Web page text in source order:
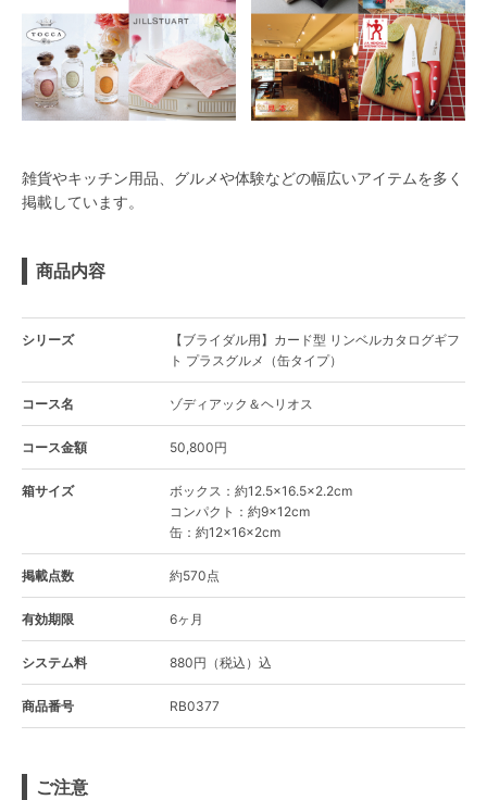
雑貨やキッチン用品、グルメや体験などの幅広いアイテムを多く
掲載しています。
商品内容
シリーズ
【ブライダル用】カード型 リンベルカタログギフ
ト プラスグルメ（缶タイプ）
コース名 ゾディアック＆ヘリオス
コース金額 50,800円
箱サイズ
ボックス：約12.5×16.5×2.2cm
コンパクト：約9×12cm
缶：約12×16×2cm
掲載点数 約570点
有効期限 6ヶ月
システム料 880円（税込）込
商品番号 RB0377
ご注意